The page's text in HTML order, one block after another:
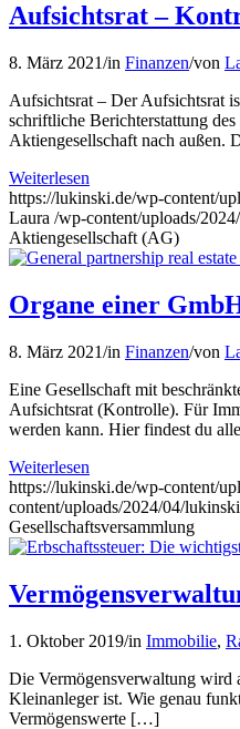
Aufsichtsrat –
8. März 2021/in Finanzen/von
Aufsichtsrat – Der Aufsichtsrat
schriftliche Berichterstattung
Aktiengesellschaft nach
Weiterlesen
https://lukinski.de/wp-content/
Laura /wp-content/uploads/
Aktiengesellschaft (AG)
Organe einer
8. März 2021/in Finanzen/von
Eine Gesellschaft mit
Aufsichtsrat (Kontrolle). Für
werden kann. Hier findest du
Weiterlesen
https://lukinski.de/wp-content/
content/uploads/2024/04/
Gesellschaftsversammlung
1. Oktober 2019/in Immobilie,
Die Vermögensverwaltung wird
Kleinanleger ist. Wie genau
Vermögenswerte […]